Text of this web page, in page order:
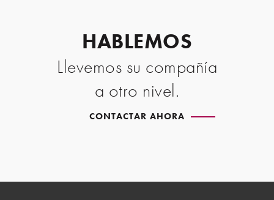
HABLEMOS
Llevemos su compañía
a otro nivel.
CONTACTAR AHORA